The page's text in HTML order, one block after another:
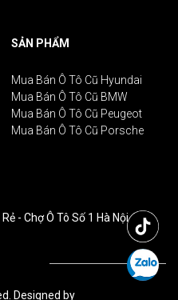
SẢN PHẨM
Mua Bán Ô Tô Cũ Hyundai
Mua Bán Ô Tô Cũ BMW
Mua Bán Ô Tô Cũ Peugeot
Mua Bán Ô Tô Cũ Porsche
- Chợ Ô Tô Số 1 Hà Nội
Designed by